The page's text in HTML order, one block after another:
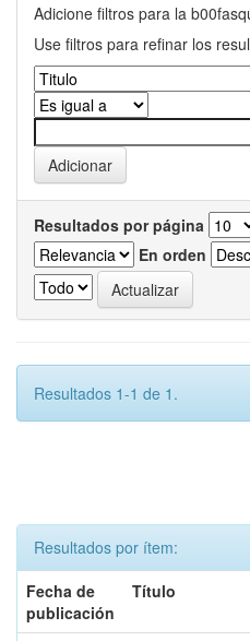
Adicione filtros para la
Use filtros para refinar los
Resultados por página
En orden
Resultados 1-1 de 1.
Resultados por ítem:
Fecha de
publicación
Título